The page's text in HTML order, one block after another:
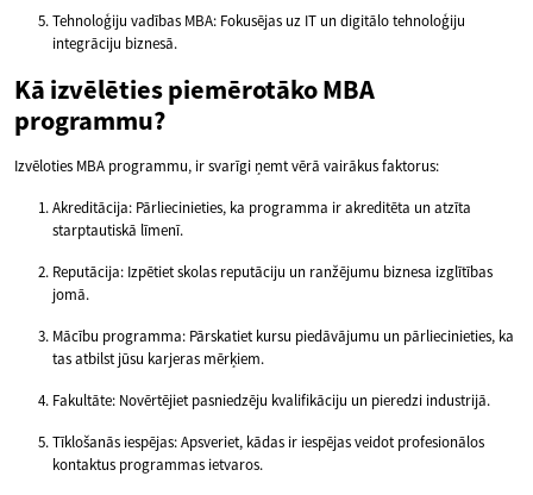
Tehnoloģiju vadības MBA: Fokusējas uz IT un digitālo tehnoloģiju
integrāciju biznesā.
Kā izvēlēties piemērotāko MBA
programmu?
Izvēloties MBA programmu, ir svarīgi ņemt vērā vairākus faktorus:
Akreditācija: Pārliecinieties, ka programma ir akreditēta un atzīta
starptautiskā līmenī.
Reputācija: Izpētiet skolas reputāciju un ranžējumu biznesa izglītības
jomā.
Mācību programma: Pārskatiet kursu piedāvājumu un pārliecinieties, ka
tas atbilst jūsu karjeras mērķiem.
Fakultāte: Novērtējiet pasniedzēju kvalifikāciju un pieredzi industrijā.
Tīklošanās iespējas: Apsveriet, kādas ir iespējas veidot profesionālos
kontaktus programmas ietvaros.